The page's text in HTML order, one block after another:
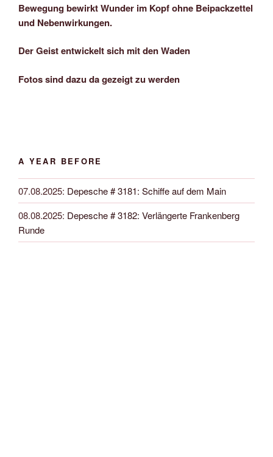
Bewegung bewirkt Wunder im Kopf ohne Beipackzettel
und Nebenwirkungen.
Der Geist entwickelt sich mit den Waden
Fotos sind dazu da gezeigt zu werden
A YEAR BEFORE
07.08.2025: Depesche # 3181: Schiffe auf dem Main
08.08.2025: Depesche # 3182: Verlängerte Frankenberg
Runde